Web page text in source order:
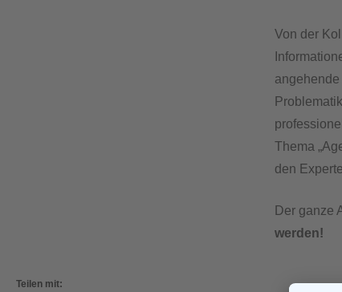
Von der
Thema
den
Der ganze
werden!
Teilen mit: